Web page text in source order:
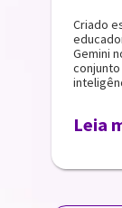
Criado
Gemini
Leia